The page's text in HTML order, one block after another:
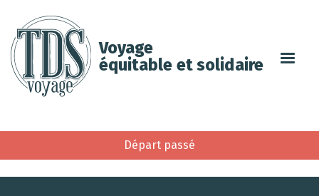
Voyage
équitable et solidaire
Départ passé